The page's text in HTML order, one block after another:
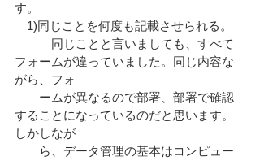
す。
1)同じことを何度も記載させられる。
同じことと言いましても、すべて
フォームが違っていました。同じ内容な
がら、フォ
ームが異なるので部署、部署で確認
することになっているのだと思います。
しかしなが
ら、データ管理の基本はコンピュー